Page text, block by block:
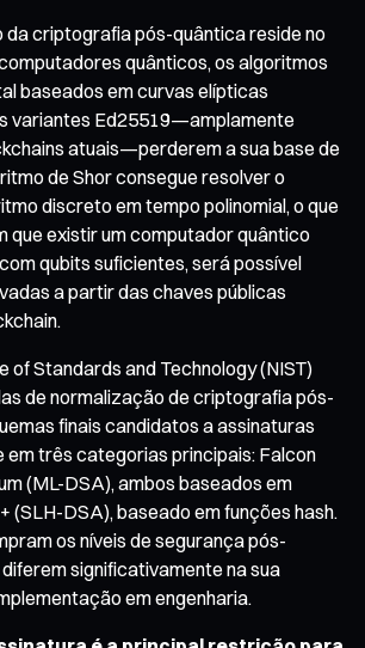
da criptografia pós-quântica reside no
quânticos, os algoritmos
baseados em curvas elípticas
variantes Ed25519—amplamente
atuais—perderem a sua base de
de Shor consegue resolver o
discreto em tempo polinomial, o que
que existir um computador quântico
qubits suficientes, será possível
a partir das chaves públicas
of Standards and Technology (NIST)
de normalização de criptografia pós-
finais candidatos a assinaturas
em três categorias principais: Falcon
(ML-DSA), ambos baseados em
(SLH-DSA), baseado em funções hash.
os níveis de segurança pós-
significativamente na sua
em engenharia.